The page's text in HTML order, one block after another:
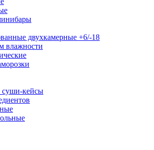
двухкамерные +6/-18
влажности
кейсы